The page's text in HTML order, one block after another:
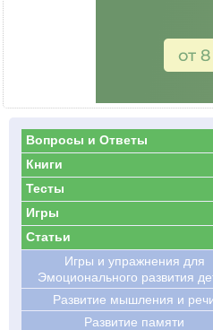
Вопросы и Ответы
Книги
Тесты
Игры
Статьи
Игры и упражнения для
Эмоционального развития
Развитие мышления и
Развитие памяти